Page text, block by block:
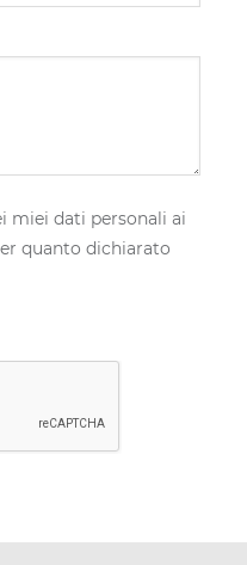
miei dati personali ai
quanto dichiarato